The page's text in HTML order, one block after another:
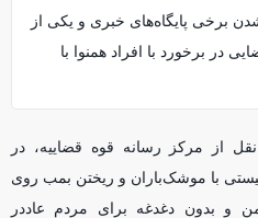
برخی پایگاه‌های خبری و یکی از
در برخورد با افراد همنوا با
از مرکز رسانه قوه قضاییه، در
با موشک‌باران و ریختن بمب روی
و بدون دغدغه برای مردم عاددر